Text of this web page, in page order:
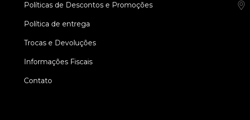
Políticas de Descontos e Promoções
Política de entrega
Trocas e Devoluções
Informações Fiscais
Contato